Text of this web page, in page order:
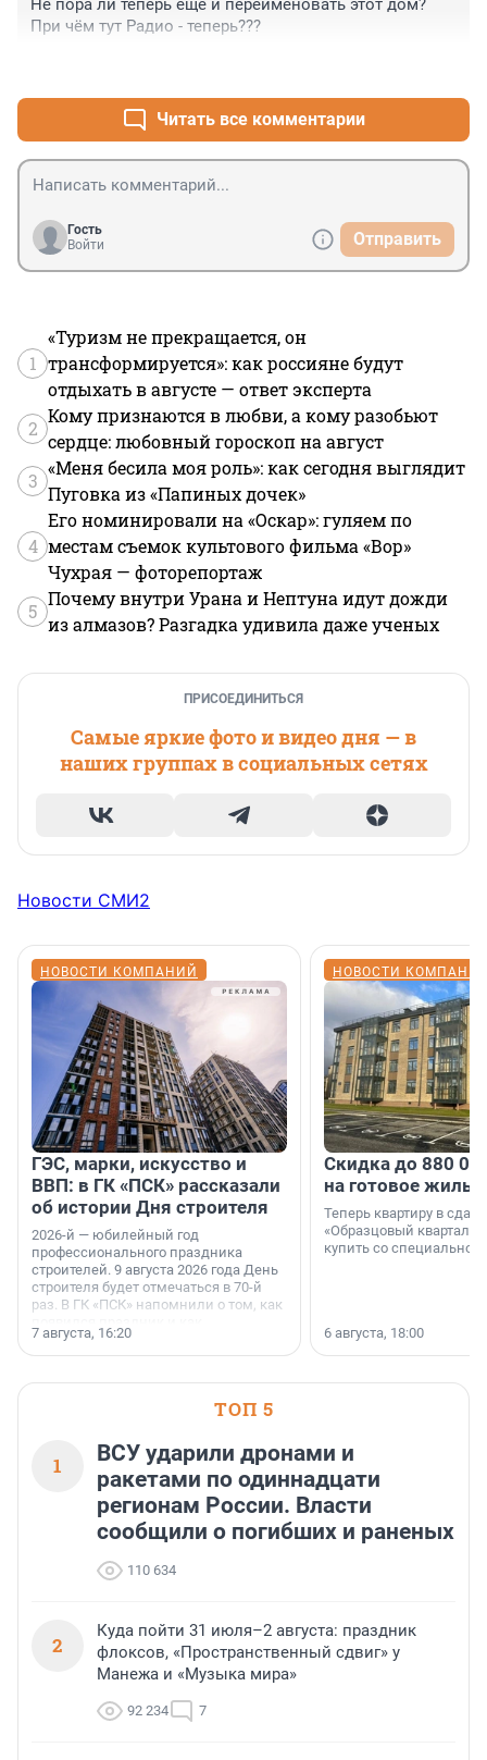
Не пора ли теперь ещё и переименовать этот дом?
При чём тут Радио - теперь???
Читать все комментарии
Гость
Войти
Отправить
1
«Туризм не прекращается, он
трансформируется»: как россияне будут
отдыхать в августе — ответ эксперта
2
Кому признаются в любви, а кому разобьют
сердце: любовный гороскоп на август
3
«Меня бесила моя роль»: как сегодня выглядит
Пуговка из «Папиных дочек»
4
Его номинировали на «Оскар»: гуляем по
местам съемок культового фильма «Вор»
Чухрая — фоторепортаж
5
Почему внутри Урана и Нептуна идут дожди
из алмазов? Разгадка удивила даже ученых
ПРИСОЕДИНИТЬСЯ
Самые яркие фото и видео дня — в
наших группах в социальных сетях
Новости СМИ2
НОВОСТИ КОМПАНИЙ
ГЭС, марки, искусство и
ВВП: в ГК «ПСК» рассказали
об истории Дня строителя
2026-й — юбилейный год
профессионального праздника
строителей. 9 августа 2026 года День
строителя будет отмечаться в 70-й
раз. В ГК «ПСК» напомнили о том, как
поменялась роль строительства.
7 августа, 16:20
НОВОСТИ
Скидка до 880
на готовое
Теперь квартиру в
«Образцовый квартал
купить со специальной
6 августа, 18:00
ТОП 5
1
ВСУ ударили дронами и
ракетами по одиннадцати
регионам России. Власти
сообщили о погибших и раненых
110 634
2
Куда пойти 31 июля–2 августа: праздник
флоксов, «Пространственный сдвиг» у
Манежа и «Музыка мира»
92 234 7